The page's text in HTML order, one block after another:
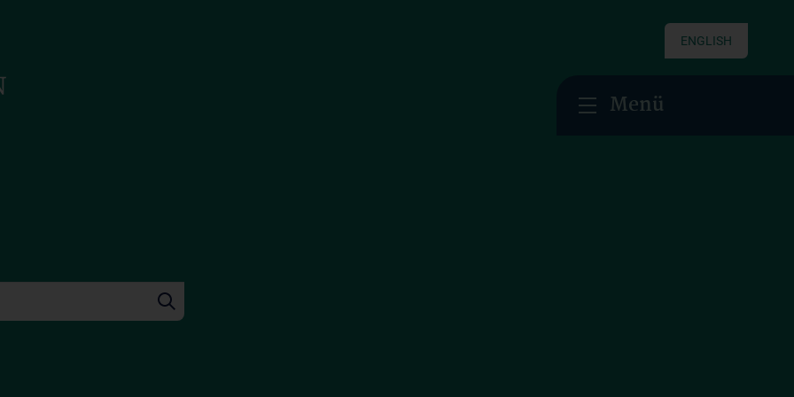
ENGLISH
Menü